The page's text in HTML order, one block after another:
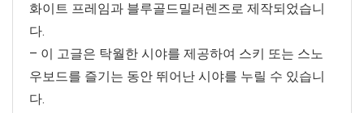
화이트 프레임과 블루골드밀러렌즈로 제작되었습니
다.
– 이 고글은 탁월한 시야를 제공하여 스키 또는 스노
우보드를 즐기는 동안 뛰어난 시야를 누릴 수 있습니
다.